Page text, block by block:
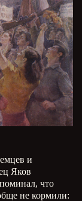
и
Яков
что
не кормили: